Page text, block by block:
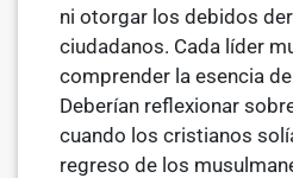
ni otorgar los debidos
ciudadanos. Cada líder
comprender la esencia
Deberían reflexionar
cuando los cristianos
regreso de los